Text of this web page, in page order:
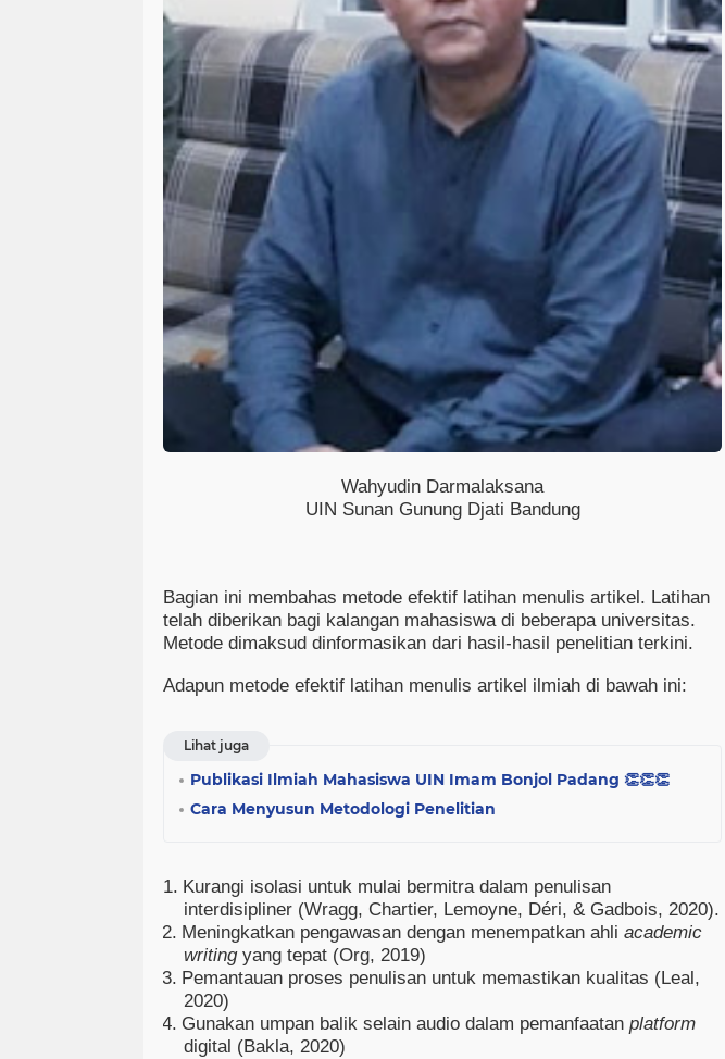
Wahyudin Darmalaksana
UIN Sunan Gunung Djati Bandung
Bagian ini membahas metode efektif latihan menulis artikel. Latihan
telah diberikan bagi kalangan mahasiswa di beberapa universitas.
Metode dimaksud dinformasikan dari hasil-hasil penelitian terkini.
Adapun metode efektif latihan menulis artikel ilmiah di bawah ini:
Lihat juga
Publikasi Ilmiah Mahasiswa UIN Imam Bonjol Padang 👏👏👏
Cara Menyusun Metodologi Penelitian
1. Kurangi isolasi untuk mulai bermitra dalam penulisan
interdisipliner (Wragg, Chartier, Lemoyne, Déri, & Gadbois, 2020).
2. Meningkatkan pengawasan dengan menempatkan ahliacademic
writingyang tepat (Org, 2019)
3. Pemantauan proses penulisan untuk memastikan kualitas (Leal,
2020)
4. Gunakan umpan balik selain audio dalam pemanfaatanplatform
digital (Bakla, 2020)